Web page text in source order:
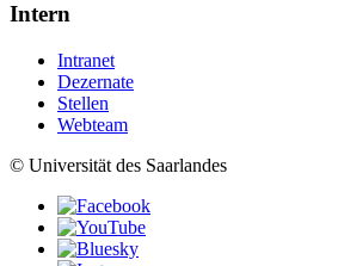
Intern
Intranet
Dezernate
Stellen
Webteam
© Universität des Saarlandes